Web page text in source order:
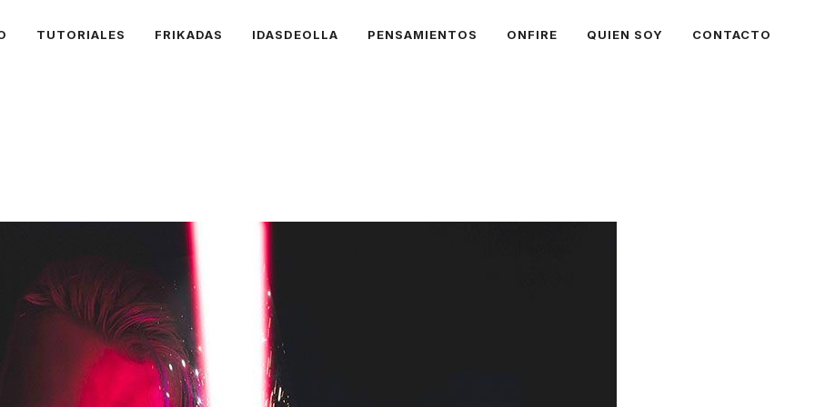
TUTORIALES FRIKADAS IDASDEOLLA PENSAMIENTOS ONFIRE QUIEN SOY CONTACTO